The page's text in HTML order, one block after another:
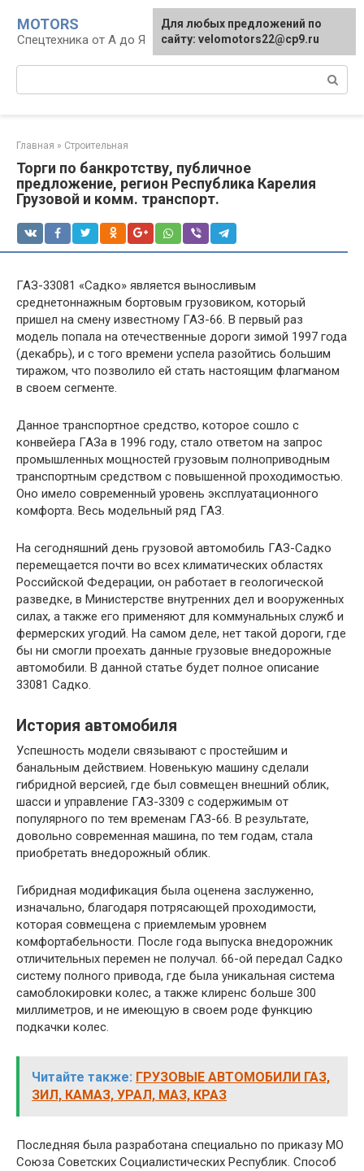
контенту
MOTORS
Спецтехника от А до Я
Главная » Строительная
Торги по банкротству, публичное
предложение, регион Республика Карелия
Грузовой и комм. транспорт.
ГАЗ-33081 «Садко» является выносливым
среднетоннажным бортовым грузовиком, который
пришел на смену известному ГАЗ-66. В первый раз
модель попала на отечественные дороги зимой 1997 года
(декабрь), и с того времени успела разойтись большим
тиражом, что позволило ей стать настоящим флагманом
в своем сегменте.
Данное транспортное средство, которое сошло с
конвейера ГАЗа в 1996 году, стало ответом на запрос
промышленных мощностей грузовым полноприводным
транспортным средством с повышенной проходимостью.
Оно имело современный уровень эксплуатационного
комфорта. Весь модельный ряд ГАЗ.
На сегодняшний день грузовой автомобиль ГАЗ-Садко
перемещается почти во всех климатических областях
Российской Федерации, он работает в геологической
разведке, в Министерстве внутренних дел и вооруженных
силах, а также его применяют для коммунальных служб и
фермерских угодий. На самом деле, нет такой дороги, где
бы ни смогли проехать данные грузовые внедорожные
автомобили. В данной статье будет полное описание
33081 Садко.
История автомобиля
Успешность модели связывают с простейшим и
банальным действием. Новенькую машину сделали
гибридной версией, где был совмещен внешний облик,
шасси и управление ГАЗ-3309 с содержимым от
популярного по тем временам ГАЗ-66. В результате,
довольно современная машина, по тем годам, стала
приобретать внедорожный облик.
Гибридная модификация была оценена заслуженно,
изначально, благодаря потрясающей проходимости,
которая совмещена с приемлемым уровнем
комфортабельности. После года выпуска внедорожник
отличительных перемен не получал. 66-ой передал Садко
систему полного привода, где была уникальная система
самоблокировки колес, а также клиренс больше 300
миллиметров, и не имеющую в своем роде функцию
подкачки колес.
Читайте также: ГРУЗОВЫЕ АВТОМОБИЛИ ГАЗ,
ЗИЛ, КАМАЗ, УРАЛ, МАЗ, КРАЗ
Последняя была разработана специально по приказу МО
Союза Советских Социалистических Республик. Способ
Для любых предложений по
сайту: velomotors22@cp9.ru